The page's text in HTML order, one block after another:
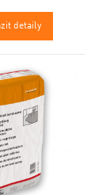
detaily